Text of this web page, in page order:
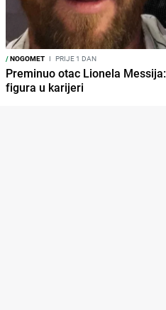
/NOGOMET I PRIJE 1 DAN
Preminuo otac Lionela
figura u karijeri